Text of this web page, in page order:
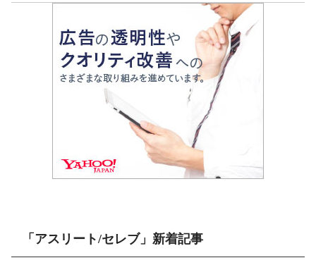
「アスリート/セレブ」新着記事